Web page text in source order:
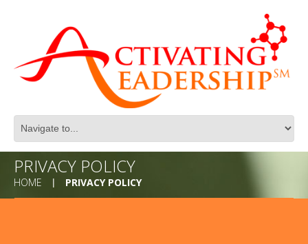
PRIVACY POLICY
HOME PRIVACY POLICY